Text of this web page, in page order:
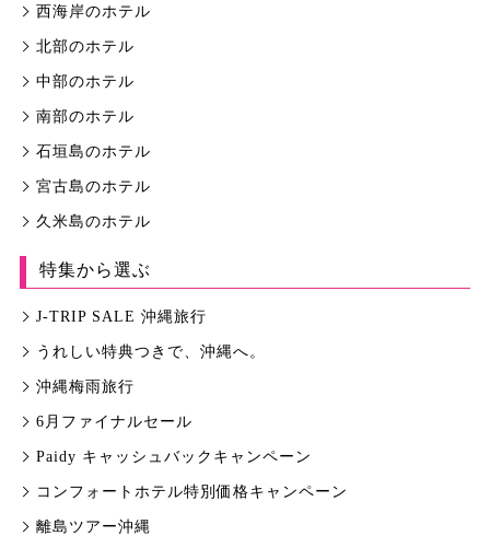
西海岸のホテル
北部のホテル
中部のホテル
南部のホテル
石垣島のホテル
宮古島のホテル
久米島のホテル
特集から選ぶ
J-TRIP SALE 沖縄旅行
うれしい特典つきで、沖縄へ。
沖縄梅雨旅行
6月ファイナルセール
Paidy キャッシュバックキャンペーン
コンフォートホテル特別価格キャンペーン
離島ツアー沖縄